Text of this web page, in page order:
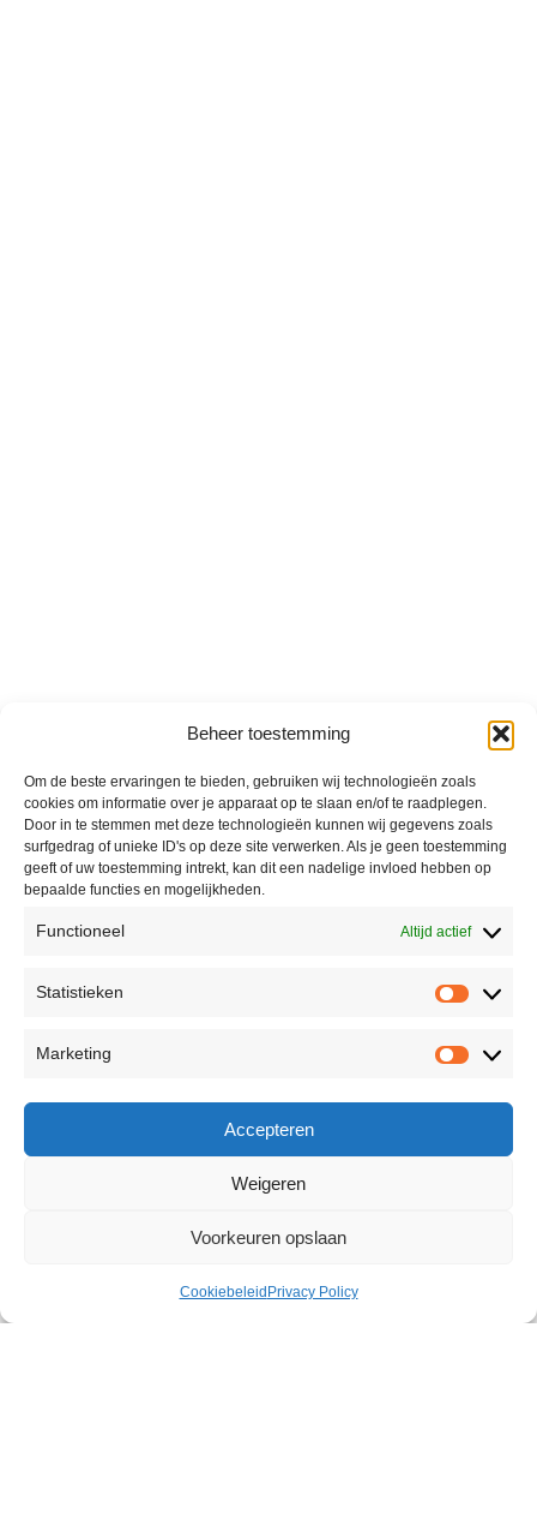
Beheer toestemming
Om de beste ervaringen te bieden, gebruiken wij technologieën zoals
cookies om informatie over je apparaat op te slaan en/of te raadplegen.
Door in te stemmen met deze technologieën kunnen wij gegevens zoals
surfgedrag of unieke ID's op deze site verwerken. Als je geen toestemming
geeft of uw toestemming intrekt, kan dit een nadelige invloed hebben op
bepaalde functies en mogelijkheden.
Functioneel Altijd actief
Statistieken
Marketing
Accepteren
Weigeren
Voorkeuren opslaan
Cookiebeleid Privacy Policy